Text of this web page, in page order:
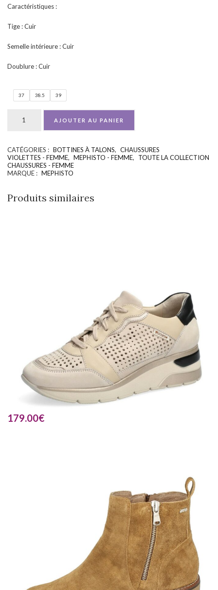
Caractéristiques :
Tige : Cuir
Semelle intérieure : Cuir
Doublure : Cuir
37 38.5 39
AJOUTER AU PANIER
CATÉGORIES : BOTTINES À TALONS, CHAUSSURES
VIOLETTES - FEMME, MEPHISTO - FEMME,
TOUTE LA COLLECTION
CHAUSSURES - FEMME
MARQUE : MEPHISTO
Produits similaires
179.00€